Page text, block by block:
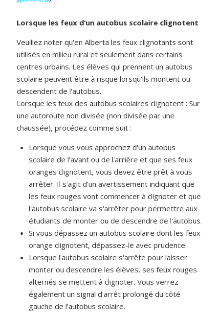
Lorsque les feux d’un autobus scolaire clignotent
Veuillez noter qu'en Alberta les feux clignotants sont
utilisés en milieu rural et seulement dans certains
centres urbains. Les élèves qui prennent un autobus
scolaire peuvent être à risque lorsqu'ils montent ou
descendent de l'autobus.
Lorsque les feux des autobus scolaires clignotent : Sur
une autoroute non divisée (non divisée par une
chaussée), procédez comme suit :
Lorsque vous vous approchez d'un autobus
scolaire de l'avant ou de l'arrière et que ses feux
oranges clignotent, vous devez être prêt à vous
arrêter. Il s'agit d'un avertissement indiquant que
les feux rouges vont commencer à clignoter et que
l'autobus scolaire va s'arrêter pour permettre aux
étudiants de monter ou de descendre de l'autobus.
Si vous dépassez un autobus scolaire dont les feux
orange clignotent, dépassez-le avec prudence.
Lorsque l'autobus scolaire s'arrête pour laisser
monter ou descendre les élèves, ses feux rouges
alternés se mettent à clignoter. Vous verrez
également un signal d'arrêt prolongé du côté
gauche de l'autobus scolaire.